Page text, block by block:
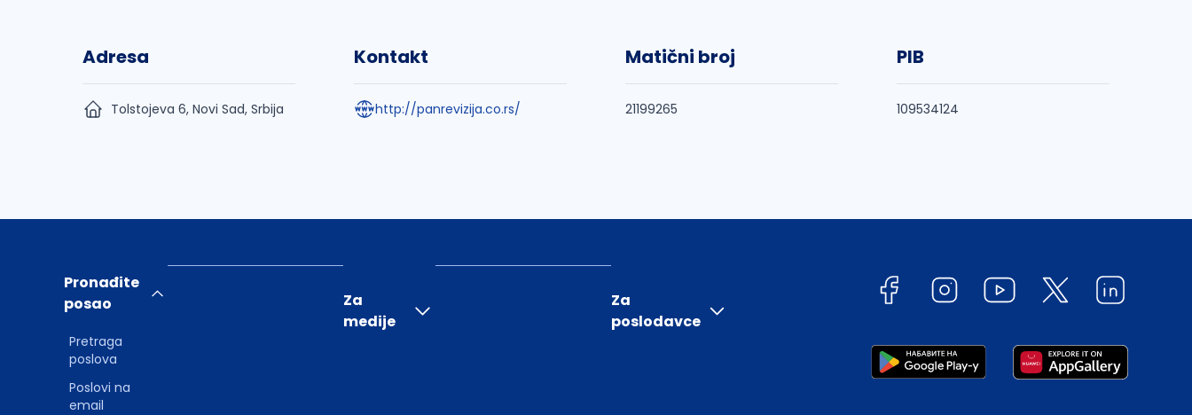
Adresa
Tolstojeva 6, Novi Sad, Srbija
Kontakt
http://panrevizija.co.rs/
Matični broj
21199265
PIB
109534124
Pronađite
posao
Pretraga
poslova
Poslovi na
email
Za
medije
Za
poslodavce